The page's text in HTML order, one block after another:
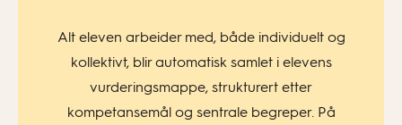
Alt eleven arbeider med, både individuelt og
kollektivt, blir automatisk samlet i elevens
vurderingsmappe, strukturert etter
kompetansemål og sentrale begreper. På